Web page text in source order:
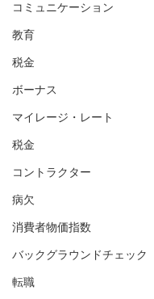
コミュニケーション
教育
税金
ボーナス
マイレージ・レート
税金
コントラクター
病欠
消費者物価指数
バックグラウンドチェック
転職